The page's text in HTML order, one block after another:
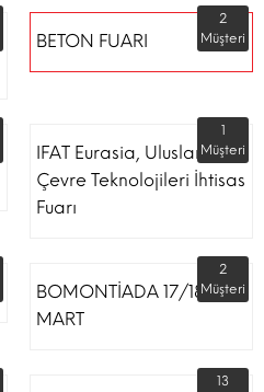
BETON FUARI
2
Müşteri
IFAT Eurasia, Uluslararası
Çevre Teknolojileri İhtisas
Fuarı
1
Müşteri
BOMONTİADA 17/18
MART
2
Müşteri
13